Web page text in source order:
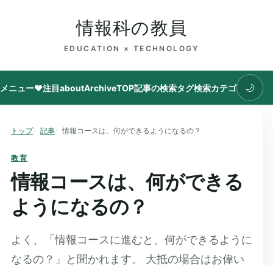
情報科の教員
EDUCATION × TECHNOLOGY
メニュー♥注目aboutArchiveTOP記事の検索タグ検索カテゴリ 🌙
トップ 記事 情報コースは、何ができるようになるの？
教育
情報コースは、何ができる
ようになるの？
よく、「情報コースに進むと、何ができるように
なるの？」と聞かれます。 大抵の場合はお偉い